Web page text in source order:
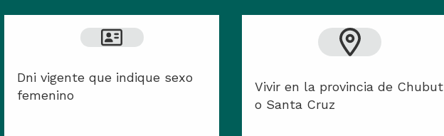
Dni vigente que indique sexo
femenino
Vivir en la provincia de Chubut
o Santa Cruz